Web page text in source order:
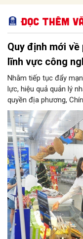
Đọc thêm
Quy định mới
lĩnh vực công
Nhằm tiếp tục đẩy
lực, hiệu quả quản lý
quyền địa phương,
146/2025/NĐ-CP ngày
cấp trong lĩnh vực
vực bảo vệ quyền lợi
trọng được phân cấp
hỗ trợ người tiêu dùng